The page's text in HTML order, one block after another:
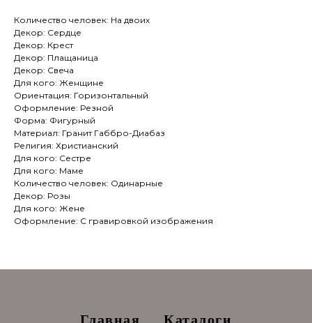
Количество человек: На двоих
Декор: Сердце
Декор: Крест
Декор: Плащаница
Декор: Свеча
Для кого: Женщине
Ориентация: Горизонтальный
Оформление: Резной
Форма: Фигурный
Материал: Гранит Габбро-Диабаз
Религия: Христианский
Для кого: Сестре
Для кого: Маме
Количество человек: Одинарные
Декор: Розы
Для кого: Жене
Оформление: С гравировкой изображения
Главная Каталоги